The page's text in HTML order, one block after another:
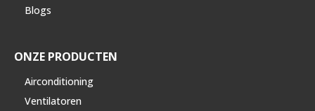
Blogs
ONZE PRODUCTEN
Airconditioning
Ventilatoren